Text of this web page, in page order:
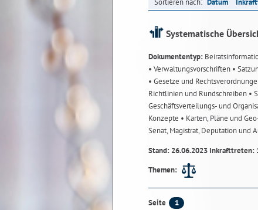
Systematische
Dokumententyp:
• Verwaltungsvorschriften •
• Gesetze und
Richtlinien und Rundschreiben •
Geschäftsverteilungs- und
Konzepte • Karten, Pläne und
Senat, Magistrat, Deputation und
Stand: 26.06.2023 Inkrafttreten:
Themen:
Seite 1